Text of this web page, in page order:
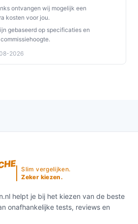
ontvangen wij mogelijk een
kosten voor jou.
gebaseerd op specificaties en
2026
Slim vergelijken.
Zeker kiezen.
helpt je bij het kiezen van de beste
onafhankelijke tests, reviews en